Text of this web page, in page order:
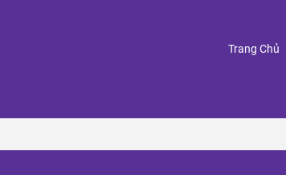
Trang Chủ